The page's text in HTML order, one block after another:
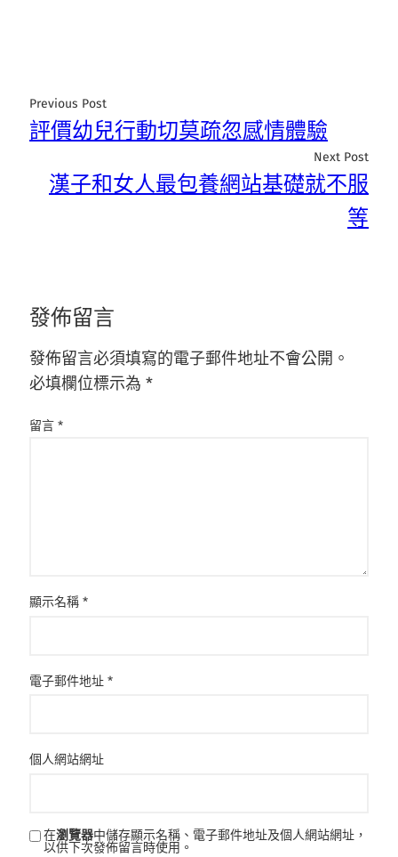
Previous Post
評價幼兒行動切莫疏忽感情體驗
Next Post
漢子和女人最包養網站基礎就不服
等
發佈留言
發佈留言必須填寫的電子郵件地址不會公開。
必填欄位標示為 *
留言 *
顯示名稱 *
電子郵件地址 *
個人網站網址
在瀏覽器中儲存顯示名稱、電子郵件地址及個人網站網址，
以供下次發佈留言時使用。